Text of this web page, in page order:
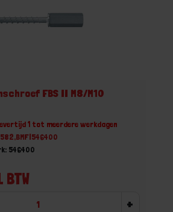
FBS II M8/M10
1 tot meerdere werkdagen
546400
+